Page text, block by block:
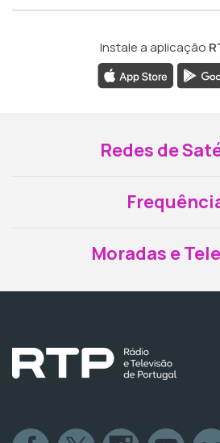
Instale a aplicação
Redes de
Moradas e